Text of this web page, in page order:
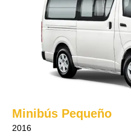
Minibús Pequeño
2016